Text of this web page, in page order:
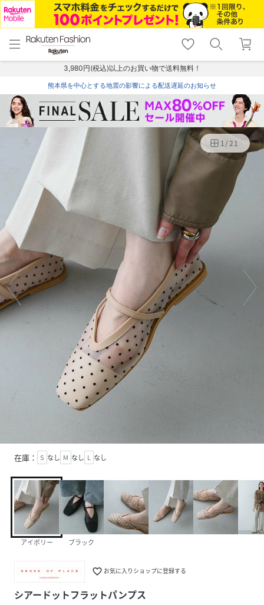
menu home
トップ
shopping_cart lock_outline
ログイン
3,980円(税込)以上のお買い物で送料無料！
熊本県を中心とする地震の影響による配送遅延のお知らせ
1/21
在庫： S なし M なし L なし
アイボリー ブラック
favorite_border お気に入りショップに登録する
シアードットフラットパンプス